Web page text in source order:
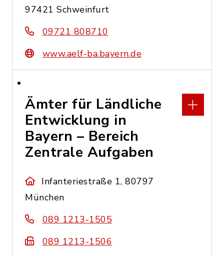
97421 Schweinfurt
09721 808710
www.aelf-ba.bayern.de
Ämter für Ländliche
Entwicklung in
Bayern – Bereich
Zentrale Aufgaben
Infanteriestraße 1, 80797
München
089 1213-1505
089 1213-1506